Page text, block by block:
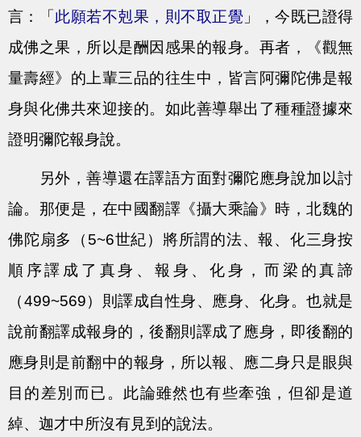
言：「 此願若不剋果，則不取正覺 」，今既已證得
成佛之果，所以是酬因感果的報身。再者，《觀無
量壽經》的上輩三品的往生中，皆言阿彌陀佛是報
身與化佛共來迎接的。如此善導舉出了種種證據來
證明彌陀報身說。
另外，善導還在譯語方面對彌陀應身說加以討
論。那便是，在中國翻譯《攝大乘論》時，北魏的
佛陀扇多（5~6世紀）將所謂的法、報、化三身按
順序譯成了真身、報身、化身，而梁的真諦
（499~569）則譯成自性身、應身、化身。也就是
說前翻譯成報身的，後翻則譯成了應身，即後翻的
應身則是前翻中的報身，所以報、應二身只是眼與
目的差別而已。此論雖然也有些牽強，但卻是道
綽、迦才中所沒有見到的說法。